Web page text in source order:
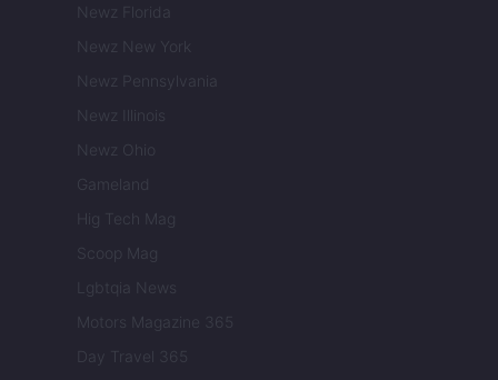
Newz Florida
Newz New York
Newz Pennsylvania
Newz Illinois
Newz Ohio
Gameland
Hig Tech Mag
Scoop Mag
Lgbtqia News
Motors Magazine 365
Day Travel 365